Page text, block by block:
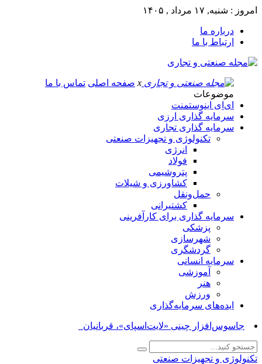
امروز : شنبه, ۱۷ مرداد , ۱۴۰۵
درباره ما
ارتباط با ما
x صفحه اصلی تماس با ما
موضوعات
ای‌اِی اینوستمنت
سرمایه گذاری ارزی
سرمایه گذاری تجاری
تکنولوژی و تجهیزات صنعتی
انرژی
فولاد
پتروشیمی
کشاورزی و شیلات
حمل‌و‌نقل
کشتیرانی
سرمایه گذاری برای کارآفرینی
پزشکی
شهرسازی
گردشگری
سرمایه انسانی
آموزشی
هنر
ورزش
ایده‌های سرمایه‌گذاری
جاسوس‌افزار چینی «لایت‌اسپای»، قربانیان را د_
تکنولوژی و تجهیزات صنعتی